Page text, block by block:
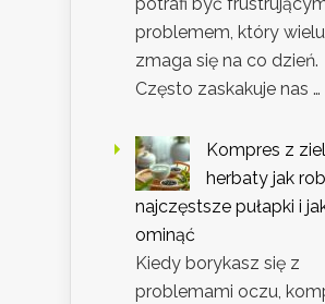
potrafi być
problemem, który
zmaga się na co dzień.
Często zaskakuje nas …
Kompres z
herbaty jak
najczęstsze pułapki i
ominąć
Kiedy borykasz się z
problemami oczu,